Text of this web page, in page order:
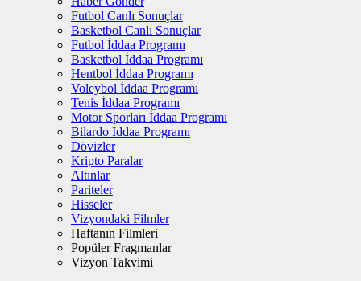
Futbol Canlı Sonuçlar
Basketbol Canlı Sonuçlar
Futbol İddaa Programı
Basketbol İddaa Programı
Hentbol İddaa Programı
Voleybol İddaa Programı
Tenis İddaa Programı
Motor Sporları İddaa Programı
Bilardo İddaa Programı
Dövizler
Kripto Paralar
Altınlar
Pariteler
Hisseler
Vizyondaki Filmler
Haftanın Filmleri
Popüler Fragmanlar
Vizyon Takvimi